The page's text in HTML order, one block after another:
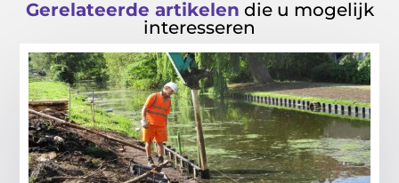
Gerelateerde artikelen die u mogelijk
interesseren